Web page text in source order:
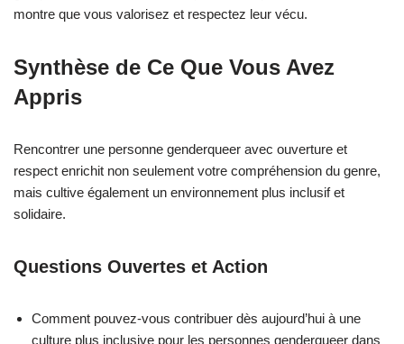
montre que vous valorisez et respectez leur vécu.
Synthèse de Ce Que Vous Avez
Appris
Rencontrer une personne genderqueer avec ouverture et
respect enrichit non seulement votre compréhension du genre,
mais cultive également un environnement plus inclusif et
solidaire.
Questions Ouvertes et Action
Comment pouvez-vous contribuer dès aujourd’hui à une
culture plus inclusive pour les personnes genderqueer dans